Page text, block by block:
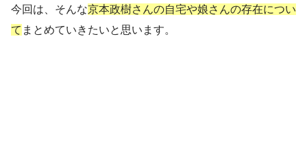
今回は、そんな京本政樹さんの自宅や娘さんの存在につい
て まとめていきたいと思います。